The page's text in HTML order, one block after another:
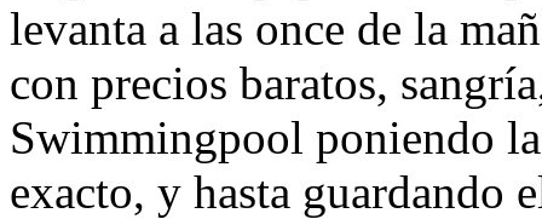
levanta a las once de la
con precios baratos,
Swimmingpool poniendo
exacto, y hasta guardando